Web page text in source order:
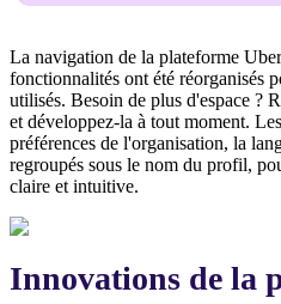
La navigation de la plateforme
fonctionnalités ont été réorganisés
utilisés. Besoin de plus d'espace ?
et développez-la à tout moment.
préférences de l'organisation, la
regroupés sous le nom du profil,
claire et intuitive.
Innovations de la